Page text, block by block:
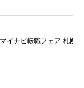
マイナビ転職フェア 札幌